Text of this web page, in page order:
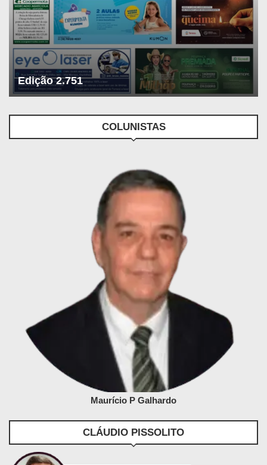
Edição 2.751
COLUNISTAS
Maurício P Galhardo
CLÁUDIO PISSOLITO